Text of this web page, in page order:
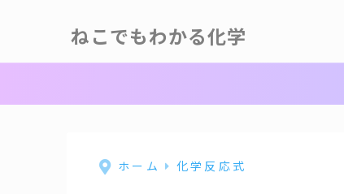
ねこでもわかる化学
ホーム 化学反応式